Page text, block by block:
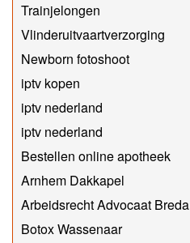
Trainjelongen
Vlinderuitvaartverzorging
Newborn fotoshoot
iptv kopen
iptv nederland
iptv nederland
Bestellen online apotheek
Arnhem Dakkapel
Arbeidsrecht Advocaat Breda
Botox Wassenaar